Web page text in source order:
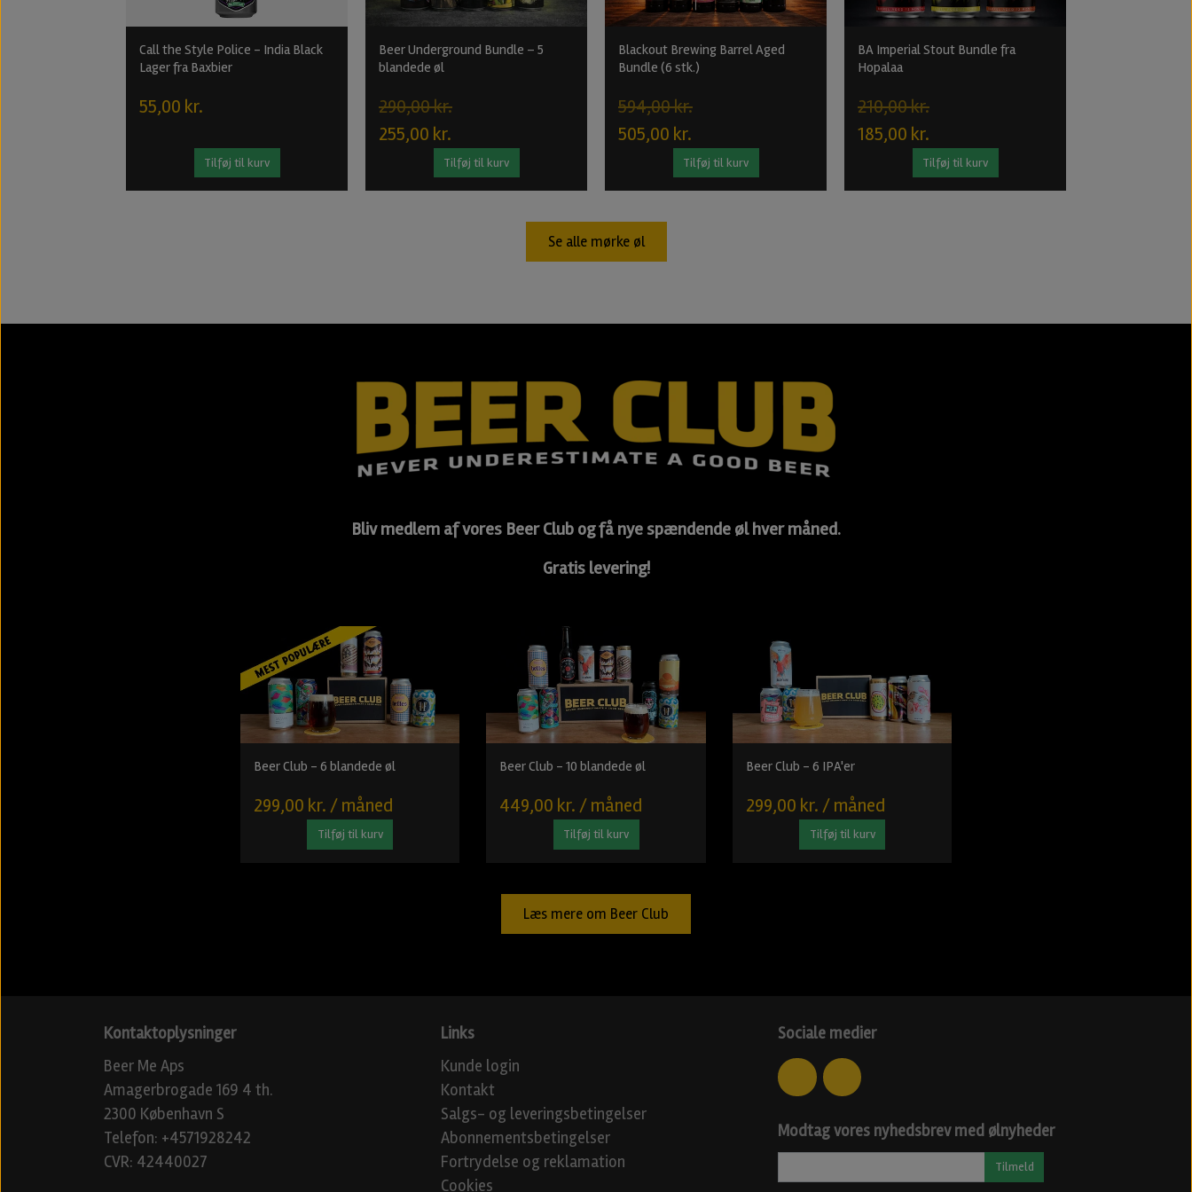
Call the Style Police - India Black
Lager fra Baxbier
55,00 kr.
Tilføj til kurv
Beer Underground Bundle – 5
blandede øl
290,00 kr.
255,00 kr.
Tilføj til kurv
Blackout Brewing Barrel Aged
Bundle (6 stk.)
594,00 kr.
505,00 kr.
Tilføj til kurv
BA Imperial Stout Bundle fra
Hopalaa
210,00 kr.
185,00 kr.
Tilføj til kurv
Se alle mørke øl
Bliv medlem af vores Beer Club og få nye spændende øl hver måned.
Gratis levering!
Beer Club - 6 blandede øl
299,00 kr. / måned
Tilføj til kurv
Beer Club - 10 blandede øl
449,00 kr. / måned
Tilføj til kurv
Beer Club - 6 IPA'er
299,00 kr. / måned
Tilføj til kurv
Læs mere om Beer Club
Kontaktoplysninger
Beer Me Aps
Amagerbrogade 169 4 th.
2300 København S
Telefon: +4571928242
CVR: 42440027
Links
Kunde login
Kontakt
Salgs- og leveringsbetingelser
Abonnementsbetingelser
Fortrydelse og reklamation
Cookies
Sociale medier
Modtag vores nyhedsbrev med ølnyheder
Tilmeld